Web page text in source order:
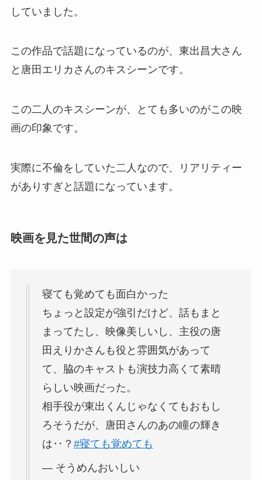
していました。
この作品で話題になっているのが、東出昌大さん
と唐田エリカさんのキスシーンです。
この二人のキスシーンが、とても多いのがこの映
画の印象です。
実際に不倫をしていた二人なので、リアリティー
がありすぎと話題になっています。
映画を見た世間の声は
寝ても覚めても面白かった
ちょっと設定が強引だけど、話もまと
まってたし、映像美しいし、主役の唐
田えりかさんも役と雰囲気があって
て、脇のキャストも演技力高くて素晴
らしい映画だった。
相手役が東出くんじゃなくてもおもし
ろそうだが、唐田さんのあの瞳の輝き
は‥？ #寝ても覚めても
— そうめんおいしい